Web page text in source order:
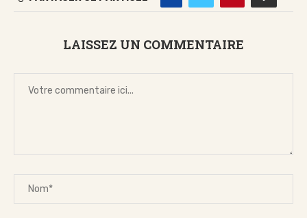
LAISSEZ UN COMMENTAIRE